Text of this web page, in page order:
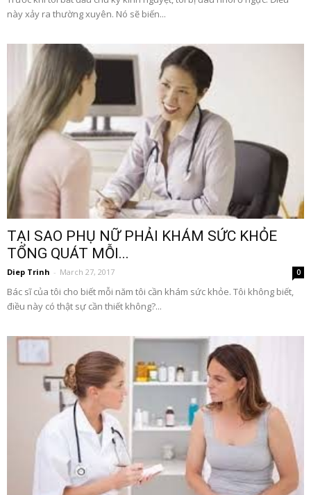
này xảy ra thường xuyên. Nó sẽ biến...
TẠI SAO PHỤ NỮ PHẢI KHÁM SỨC KHỎE
TỔNG QUÁT MỖI...
Diep Trinh - March 27, 2017 0
Bác sĩ của tôi cho biết mỗi năm tôi cần khám sức khỏe. Tôi không biết,
điều này có thật sự cần thiết không?...